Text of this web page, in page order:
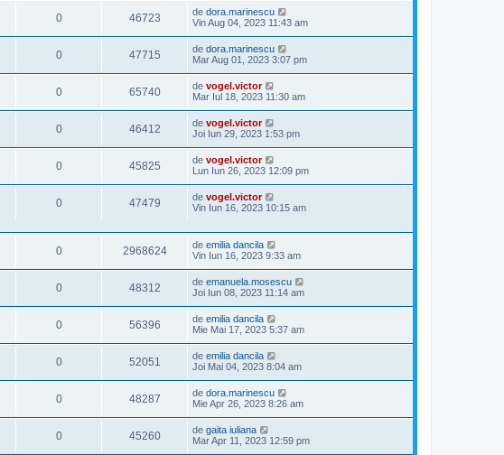
0 46723 de dora.marinescu
Vin Aug 04, 2023 11:43 am
0 47715 de dora.marinescu
Mar Aug 01, 2023 3:07 pm
0 65740 de vogel.victor
Mar Iul 18, 2023 11:30 am
0 46412 de vogel.victor
Joi Iun 29, 2023 1:53 pm
0 45825 de vogel.victor
Lun Iun 26, 2023 12:09 pm
0 47479 de vogel.victor
Vin Iun 16, 2023 10:15 am
0 2968624 de emilia dancila
Vin Iun 16, 2023 9:33 am
0 48312 de emanuela.mosescu
Joi Iun 08, 2023 11:14 am
0 56396 de emilia dancila
Mie Mai 17, 2023 5:37 am
0 52051 de emilia dancila
Joi Mai 04, 2023 8:04 am
0 48287 de dora.marinescu
Mie Apr 26, 2023 8:26 am
0 45260 de gaita iuliana
Mar Apr 11, 2023 12:59 pm